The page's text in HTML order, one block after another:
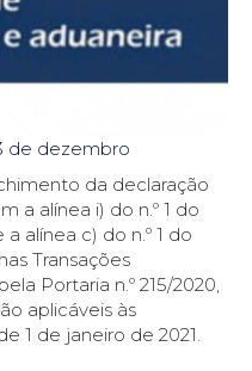
de dezembro
da declaração
a alínea i) do n.º 1 do
alínea c) do n.º 1 do
Transações
Portaria n.º 215/2020,
aplicáveis às
1 de janeiro de 2021.